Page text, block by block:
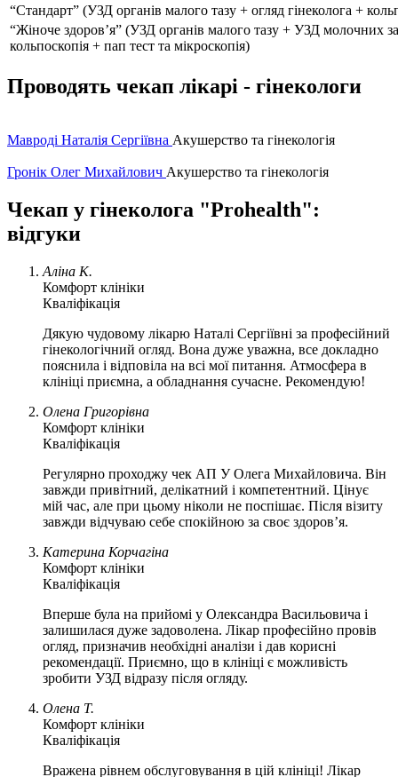
“Стандарт” (УЗД органів малого тазу + огляд гінеколога +
“Жіноче здоров’я” (УЗД органів малого тазу + УЗД молочних
кольпоскопія + пап тест та мікроскопія)
Проводять чекап лікарі - гінекологи
Мавроді Наталія Сергіївна Акушерство та гінекологія
Гронік Олег Михайлович Акушерство та гінекологія
Чекап у гінеколога "Prohealth":
відгуки
Аліна К.
Комфорт клініки
Кваліфікація
Дякую чудовому лікарю Наталі Сергіївні за професійний
гінекологічний огляд. Вона дуже уважна, все докладно
пояснила і відповіла на всі мої питання. Атмосфера в
клініці приємна, а обладнання сучасне. Рекомендую!
Олена Григорівна
Комфорт клініки
Кваліфікація
Регулярно проходжу чек АП У Олега Михайловича. Він
завжди привітний, делікатний і компетентний. Цінує
мій час, але при цьому ніколи не поспішає. Після візиту
завжди відчуваю себе спокійною за своє здоров’я.
Катерина Корчагіна
Комфорт клініки
Кваліфікація
Вперше була на прийомі у Олександра Васильовича і
залишилася дуже задоволена. Лікар професійно провів
огляд, призначив необхідні аналізи і дав корисні
рекомендації. Приємно, що в клініці є можливість
зробити УЗД відразу після огляду.
Олена Т.
Комфорт клініки
Кваліфікація
Вражена рівнем обслуговування в цій клініці! Лікар